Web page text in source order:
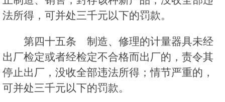
法所得，可并处三千元以下的罚款。
第四十五条 制造、修理的计量器具未经
出厂检定或者经检定不合格而出厂的，责令其
停止出厂，没收全部违法所得；情节严重的，
可并处三千元以下的罚款。